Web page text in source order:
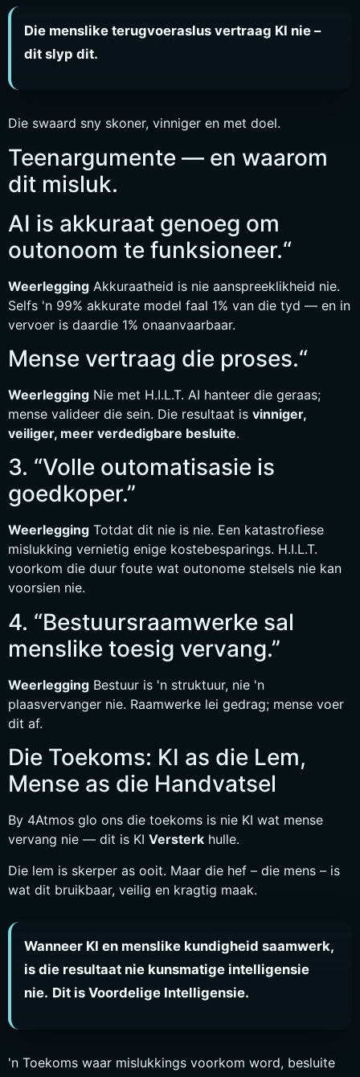
Die menslike terugvoeraslus vertraag KI nie –
dit slyp dit.
Die swaard sny skoner, vinniger en met doel.
Teenargumente — en waarom
dit misluk.
AI is akkuraat genoeg om
outonoom te funksioneer.“
Weerlegging Akkuraatheid is nie aanspreeklikheid nie.
Selfs 'n 99% akkurate model faal 1% van die tyd — en in
vervoer is daardie 1% onaanvaarbaar.
Mense vertraag die proses.“
Weerlegging Nie met H.I.L.T. AI hanteer die geraas;
mense valideer die sein. Die resultaat is vinniger,
veiliger, meer verdedigbare besluite.
3. “Volle outomatisasie is
goedkoper.”
Weerlegging Totdat dit nie is nie. Een katastrofiese
mislukking vernietig enige kostebesparings. H.I.L.T.
voorkom die duur foute wat outonome stelsels nie kan
voorsien nie.
4. “Bestuursraamwerke sal
menslike toesig vervang.”
Weerlegging Bestuur is 'n struktuur, nie 'n
plaasvervanger nie. Raamwerke lei gedrag; mense voer
dit af.
Die Toekoms: KI as die Lem,
Mense as die Handvatsel
By 4Atmos glo ons die toekoms is nie KI wat mense
vervang nie — dit is KI Versterk hulle.
Die lem is skerper as ooit. Maar die hef – die mens – is
wat dit bruikbaar, veilig en kragtig maak.
Wanneer KI en menslike kundigheid saamwerk,
is die resultaat nie kunsmatige intelligensie
nie. Dit is Voordelige Intelligensie.
'n Toekoms waar mislukkings voorkom word, besluite